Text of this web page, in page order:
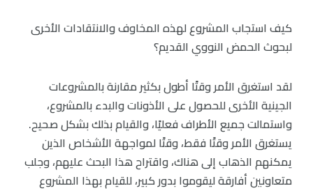
كيف استجاب المشروع لهذه المخاوف والانتقادات الأخرى
لبحوث الحمض النووي القديم؟
لقد استغرق الأمر وقتًا أطول بكثير مقارنة بالمشروعات
الجينية الأخرى للحصول على الأذونات والبدء بالمشروع،
واستمالت جميع الأطراف فعليًا، والقيام بذلك بشكل صحيح.
يستغرق الأمر وقتًا فقط، وقتًا لمواجهة الأشخاص الذين
يمكنهم الذهاب إلى هناك، واقتراح هذا البحث عليهم، وجلب
متعاونين أفارقة ليقوموا بدور كبير، للقيام بهذا المشروع